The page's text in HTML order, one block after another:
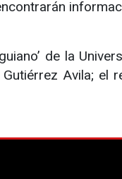
de la
Avila; el